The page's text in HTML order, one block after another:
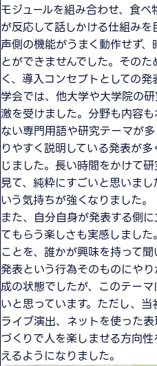
モジュールを組み合わせ、食
が反応して話しかける仕組み
声側の機能がうまく動作せず
とができませんでした。その
く、導入コンセプトとしての発
学会では、他大学や大学院の
激を受けました。分野も内容
ない専門用語や研究テーマが
りやすく説明している発表が
じました。長い時間をかけて
見て、純粋にすごいと思いま
いう気持ちが強くなりました。
また、自分自身が発表する側
てもらう楽しさも実感しまし
ことを、誰かが興味を持って聞
発表という行為そのものにや
成の状態でしたが、このテー
いと思っています。ただし、
ライブ演出、ネットを使った
づくりで人を楽しませる方向
えるようになりました。